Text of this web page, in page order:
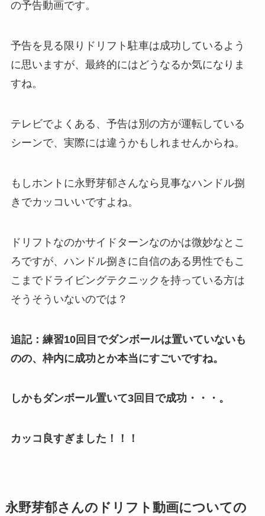
の予告動画です。
予告を見る限りドリフト駐車は成功しているよう
に思いますが、最終的にはどうなるか気になりま
すね。
テレビでよくある、予告は別の方が運転している
シーンで、実際には違うかもしれませんからね。
もしホントに永野芽郁さんなら見事なハンドル捌
きでカッコいいですよね。
ドリフトなのかサイドターンなのかは微妙なとこ
ろですが、ハンドル捌きに自信のある男性でもこ
こまでドライビングテクニックを持っている方は
そうそういないのでは？
追記：練習10回目でダンボールは置いていないも
のの、枠内に成功とか本当にすごいですね。
しかもダンボール置いて3回目で成功・・・。
カッコ良すぎました！！！
永野芽郁さんのドリフト動画についての